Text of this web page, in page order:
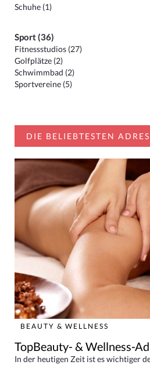
Schuhe (1)
Sport (36)
Fitnessstudios (27)
Golfplätze (2)
Schwimmbad (2)
Sportvereine (5)
DIE BELIEBTESTEN
BEAUTY & WELLNESS
TopBeauty- & Wellness-
In der heutigen Zeit ist es wichtiger